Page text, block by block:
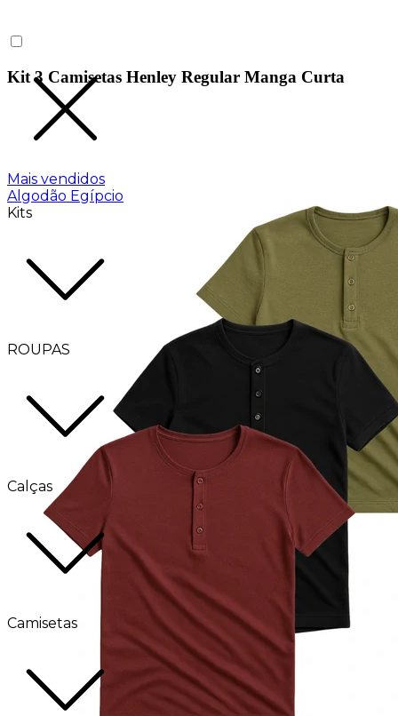
Mais vendidos
Algodão Egípcio
Kits
ROUPAS
Calças
Camisetas
Kit 3 Camisetas Henley Regular Manga Curta